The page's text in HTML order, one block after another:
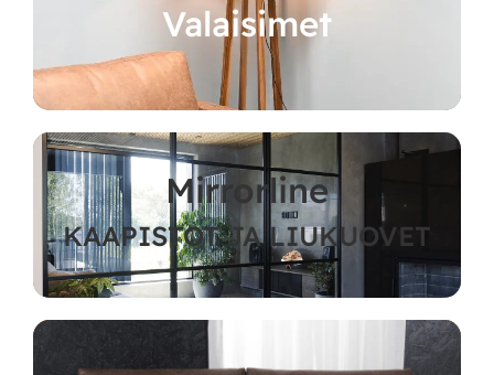
Valaisimet
Mirrorline
KAAPISTOT JA LIUKUOVET